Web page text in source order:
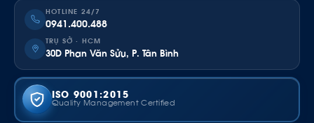
HOTLINE 24/7
0941.400.488
TRỤ SỞ · HCM
30D Phan Văn Sửu, P. Tân Bình
ISO 9001:2015
Quality Management Certified